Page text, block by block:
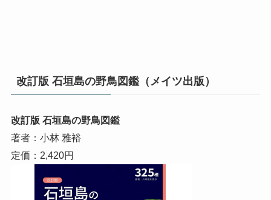
改訂版 石垣島の野鳥図鑑（メイツ出版）
改訂版 石垣島の野鳥図鑑
著者：小林 雅裕
定価：2,420円